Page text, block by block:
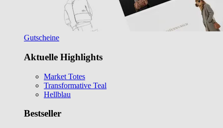
Gutscheine
Aktuelle Highlights
Market Totes
Transformative Teal
Hellblau
Bestseller